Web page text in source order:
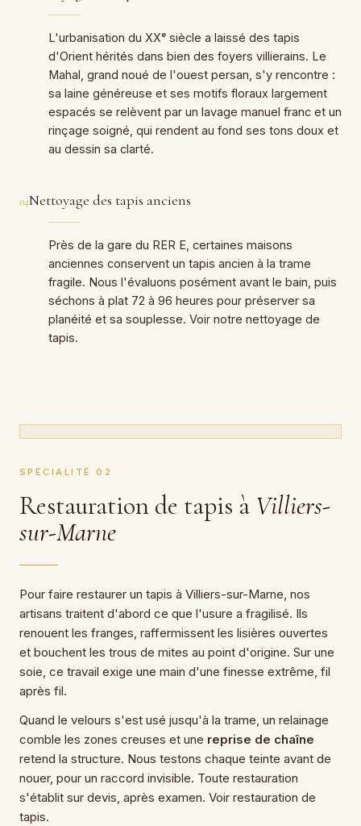
L'urbanisation du XXᵉ siècle a laissé des tapis
d'Orient hérités dans bien des foyers villierains. Le
Mahal, grand noué de l'ouest persan, s'y rencontre :
sa laine généreuse et ses motifs floraux largement
espacés se relèvent par un lavage manuel franc et un
rinçage soigné, qui rendent au fond ses tons doux et
au dessin sa clarté.
04Nettoyage des tapis anciens
Près de la gare du RER E, certaines maisons
anciennes conservent un tapis ancien à la trame
fragile. Nous l'évaluons posément avant le bain, puis
séchons à plat 72 à 96 heures pour préserver sa
planéité et sa souplesse. Voir notre nettoyage de
tapis.
SPÉCIALITÉ 02
Restauration de tapis à Villiers-
sur-Marne
Pour faire restaurer un tapis à Villiers-sur-Marne, nos
artisans traitent d'abord ce que l'usure a fragilisé. Ils
renouent les franges, raffermissent les lisières ouvertes
et bouchent les trous de mites au point d'origine. Sur une
soie, ce travail exige une main d'une finesse extrême, fil
après fil.
Quand le velours s'est usé jusqu'à la trame, un relainage
comble les zones creuses et une reprise de chaîne
retend la structure. Nous testons chaque teinte avant de
nouer, pour un raccord invisible. Toute restauration
s'établit sur devis, après examen. Voir restauration de
tapis.